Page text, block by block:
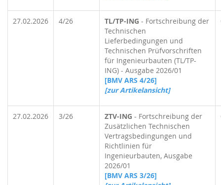
27.02.2026 4/26 TL/TP-ING - Fortschreibung der
Technischen
Lieferbedingungen und
Technischen Prüfvorschriften
für Ingenieurbauten (TL/TP-
ING) - Ausgabe 2026/01
[BMV ARS 4/26]
[zur Artikelansicht]
27.02.2026 3/26 ZTV-ING - Fortschreibung der
Zusätzlichen Technischen
Vertragsbedingungen und
Richtlinien für
Ingenieurbauten, Ausgabe
2026/01
[BMV ARS 3/26]